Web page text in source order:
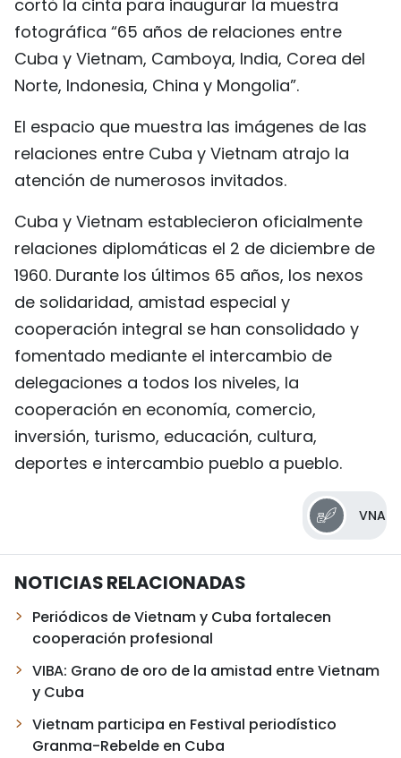
cortó la cinta para inaugurar la muestra
fotográfica “65 años de relaciones entre
Cuba y Vietnam, Camboya, India, Corea del
Norte, Indonesia, China y Mongolia”.
El espacio que muestra las imágenes de las
relaciones entre Cuba y Vietnam atrajo la
atención de numerosos invitados.
Cuba y Vietnam establecieron oficialmente
relaciones diplomáticas el 2 de diciembre de
1960. Durante los últimos 65 años, los nexos
de solidaridad, amistad especial y
cooperación integral se han consolidado y
fomentado mediante el intercambio de
delegaciones a todos los niveles, la
cooperación en economía, comercio,
inversión, turismo, educación, cultura,
deportes e intercambio pueblo a pueblo.
VNA
NOTICIAS RELACIONADAS
Periódicos de Vietnam y Cuba fortalecen
cooperación profesional
VIBA: Grano de oro de la amistad entre Vietnam
y Cuba
Vietnam participa en Festival periodístico
Granma-Rebelde en Cuba